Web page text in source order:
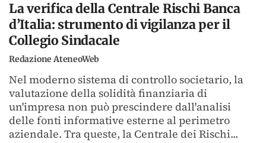
La verifica della Centrale Rischi Banca
d’Italia: strumento di vigilanza per il
Collegio Sindacale
Redazione AteneoWeb
Nel moderno sistema di controllo societario, la
valutazione della solidità finanziaria di
un'impresa non può prescindere dall'analisi
delle fonti informative esterne al perimetro
aziendale. Tra queste, la Centrale dei Rischi...